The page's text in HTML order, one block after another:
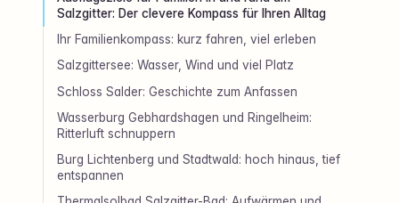
Salzgitter: Der clevere Kompass für Ihren Alltag
Ihr Familienkompass: kurz fahren, viel erleben
Salzgittersee: Wasser, Wind und viel Platz
Schloss Salder: Geschichte zum Anfassen
Wasserburg Gebhardshagen und Ringelheim:
Ritterluft schnuppern
Burg Lichtenberg und Stadtwald: hoch hinaus, tief
entspannen